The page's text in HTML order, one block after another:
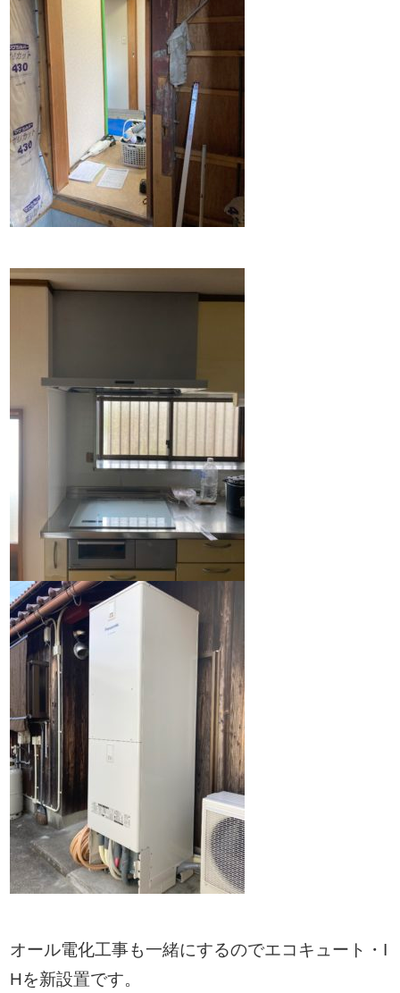
オール電化工事も一緒にするのでエコキュート・I
Hを新設置です。